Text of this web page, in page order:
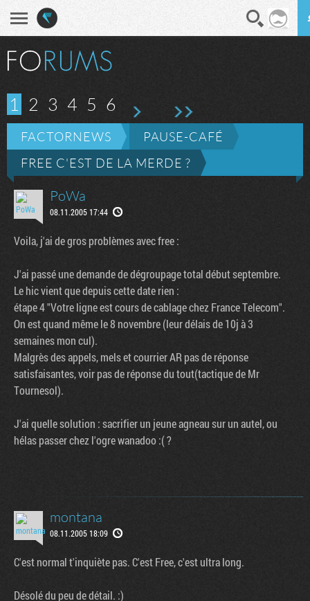
1 2 3 4 5 6
FACTORNEWS
PAUSE-CAFÉ
FREE C'EST DE LA MERDE ?
PoWa
08.11.2005 17:44
Voila, j'ai de gros problèmes avec free :
J'ai passé une demande de dégroupage total début septembre.
Le hic vient que depuis cette date rien :
étape 4 "Votre ligne est cours de cablage chez France Telecom".
On est quand même le 8 novembre (leur délais de 10j à 3
semaines mon cul).
Malgrès des appels, mels et courrier AR pas de réponse
satisfaisantes, voir pas de réponse du tout(tactique de Mr
Tournesol).
J'ai quelle solution : sacrifier un jeune agneau sur un autel, ou
hélas passer chez l'ogre wanadoo :( ?
montana
08.11.2005 18:09
C'est normal t'inquiète pas. C'est Free, c'est ultra long.
Désolé du peu de détail. :)
Tribune